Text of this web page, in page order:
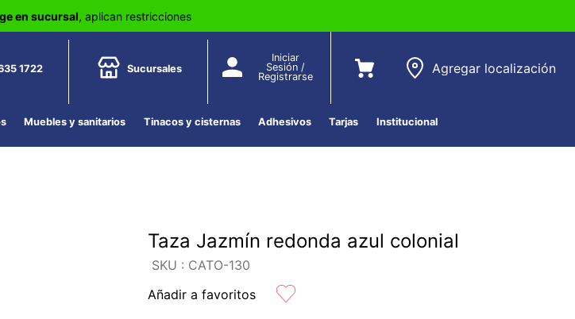
en sucursal, aplican restricciones
1722 Sucursales
Iniciar
Sesión /
Registrarse
Agregar localización
Muebles y sanitarios Tinacos y cisternas Adhesivos Tarjas Institucional
Taza Jazmín redonda azul colonial
: CATO-130
Añadir a favoritos